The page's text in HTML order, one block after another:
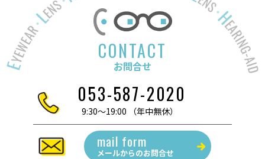
CONTACT
お問合せ
053-587-2020
9:30～19:00 （年中無休）
mail form
メールからのお問合せ